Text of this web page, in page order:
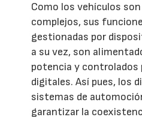
Como los vehículos
complejos, sus
gestionadas por
a su vez, son
potencia y controlados
digitales. Así pues, los
sistemas de
garantizar la